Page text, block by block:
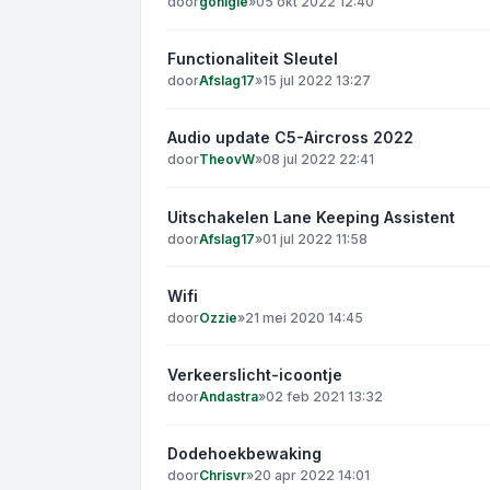
Functionaliteit Sleutel
doorAfslag17»15 jul 2022 13:27
Audio update C5-Aircross 2022
doorTheovW»08 jul 2022 22:41
Uitschakelen Lane Keeping Assistent
doorAfslag17»01 jul 2022 11:58
Wifi
doorOzzie»21 mei 2020 14:45
Verkeerslicht-icoontje
doorAndastra»02 feb 2021 13:32
Dodehoekbewaking
doorChrisvr»20 apr 2022 14:01